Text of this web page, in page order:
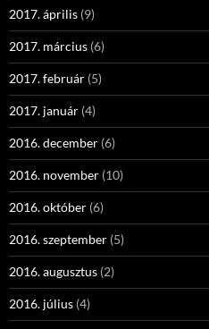
2017. április (9)
2017. március (6)
2017. február (5)
2017. január (4)
2016. december (6)
2016. november (10)
2016. október (6)
2016. szeptember (5)
2016. augusztus (2)
2016. július (4)